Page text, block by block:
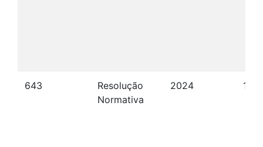
643
Resolução
Normativa
2024 13/